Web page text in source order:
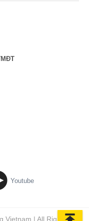
Youtube
Vietnam | All Rights